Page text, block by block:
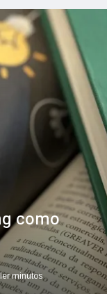
como
minutos